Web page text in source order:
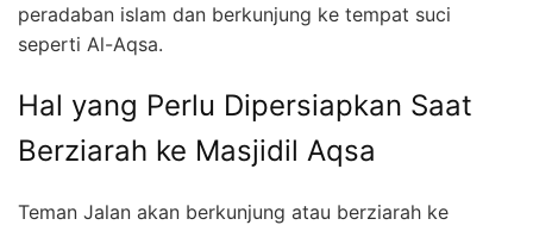
peradaban islam dan berkunjung ke tempat suci
seperti Al-Aqsa.
Hal yang Perlu Dipersiapkan Saat
Berziarah ke Masjidil Aqsa
Teman Jalan akan berkunjung atau berziarah ke